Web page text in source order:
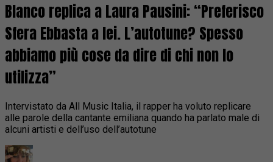
Blanco replica a Laura Pausini: “Preferisco
Sfera Ebbasta a lei. L’autotune? Spesso
abbiamo più cose da dire di chi non lo
utilizza”
Intervistato da All Music Italia, il rapper ha voluto replicare
alle parole della cantante emiliana quando ha parlato male di
alcuni artisti e dell’uso dell’autotune